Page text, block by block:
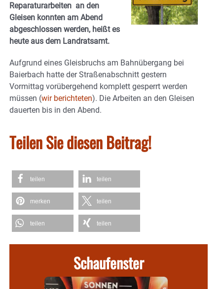
Reparaturarbeiten an den
Gleisen konnten am Abend
abgeschlossen werden, heißt es
heute aus dem Landratsamt.
Aufgrund eines Gleisbruchs am Bahnübergang bei
Baierbach hatte der Straßenabschnitt gestern
Vormittag vorübergehend komplett gesperrt werden
müssen (wir berichteten). Die Arbeiten an den Gleisen
dauerten bis in den Abend.
Teilen Sie diesen Beitrag!
teilen teilen
merken teilen
teilen teilen
Schaufenster